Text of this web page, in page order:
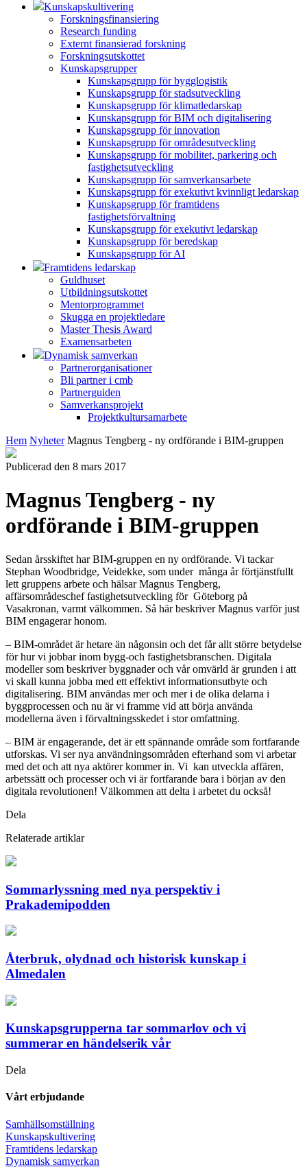
Kunskapskultivering
Forskningsfinansiering
Research funding
Externt finansierad forskning
Forskningsutskottet
Kunskapsgrupper
Kunskapsgrupp för bygglogistik
Kunskapsgrupp för stadsutveckling
Kunskapsgrupp för klimatledarskap
Kunskapsgrupp för BIM och digitalisering
Kunskapsgrupp för innovation
Kunskapsgrupp för områdesutveckling
Kunskapsgrupp för mobilitet, parkering och
fastighetsutveckling
Kunskapsgrupp för samverkansarbete
Kunskapsgrupp för exekutivt kvinnligt ledarskap
Kunskapsgrupp för framtidens
fastighetsförvaltning
Kunskapsgrupp för exekutivt ledarskap
Kunskapsgrupp för beredskap
Kunskapsgrupp för AI
Framtidens ledarskap
Guldhuset
Utbildningsutskottet
Mentorprogrammet
Skugga en projektledare
Master Thesis Award
Examensarbeten
Dynamisk samverkan
Partnerorganisationer
Bli partner i cmb
Partnerguiden
Samverkansprojekt
Projektkultursamarbete
Hem Nyheter Magnus Tengberg - ny ordförande i BIM-gruppen
Publicerad den 8 mars 2017
Magnus Tengberg - ny
ordförande i BIM-gruppen
Sedan årsskiftet har BIM-gruppen en ny ordförande. Vi tackar
Stephan Woodbridge, Veidekke, som under många år förtjänstfullt
lett gruppens arbete och hälsar Magnus Tengberg,
affärsområdeschef fastighetsutveckling för Göteborg på
Vasakronan, varmt välkommen. Så här beskriver Magnus varför just
BIM engagerar honom.
– BIM-området är hetare än någonsin och det får allt större betydelse
för hur vi jobbar inom bygg-och fastighetsbranschen. Digitala
modeller som beskriver byggnader och vår omvärld är grunden i att
vi skall kunna jobba med ett effektivt informationsutbyte och
digitalisering. BIM användas mer och mer i de olika delarna i
byggprocessen och nu är vi framme vid att börja använda
modellerna även i förvaltningsskedet i stor omfattning.
– BIM är engagerande, det är ett spännande område som fortfarande
utforskas. Vi ser nya användningsområden efterhand som vi arbetar
med det och att nya aktörer kommer in. Vi kan utveckla affären,
arbetssätt och processer och vi är fortfarande bara i början av den
digitala revolutionen! Välkommen att delta i arbetet du också!
Dela
Relaterade artiklar
Sommarlyssning med nya perspektiv i
Prakademipodden
Återbruk, olydnad och historisk kunskap i
Almedalen
Kunskapsgrupperna tar sommarlov och vi
summerar en händelserik vår
Dela
Vårt erbjudande
Samhällsomställning
Kunskapskultivering
Framtidens ledarskap
Dynamisk samverkan